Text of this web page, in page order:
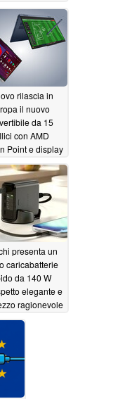
05/10/2026
rilascia in
il nuovo
da 15
con AMD
Point e display
da 1.100 nit
05/09/2026
presenta un
caricabatterie
da 140 W
elegante e
ragionevole
05/05/2026